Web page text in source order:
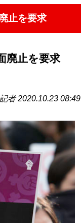
止を要求
廃止を要求
者 2020.10.23 08:49